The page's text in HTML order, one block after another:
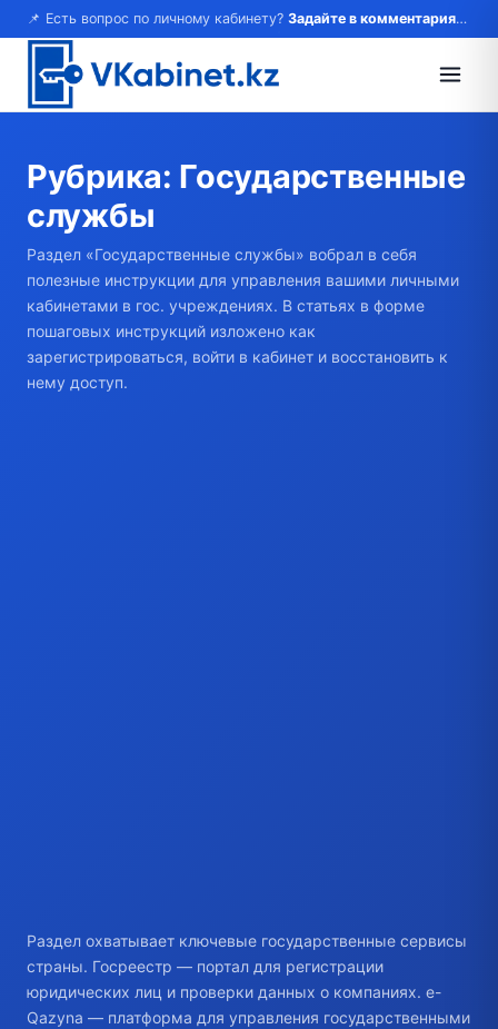
📌 Есть вопрос по личному кабинету? Задайте в комментариях — ответим!
Рубрика: Государственные
службы
Раздел «Государственные службы» вобрал в себя
полезные инструкции для управления вашими личными
кабинетами в гос. учреждениях. В статьях в форме
пошаговых инструкций изложено как
зарегистрироваться, войти в кабинет и восстановить к
нему доступ.
Раздел охватывает ключевые государственные сервисы
страны. Госреестр — портал для регистрации
юридических лиц и проверки данных о компаниях. e-
Qazyna — платформа для управления государственными